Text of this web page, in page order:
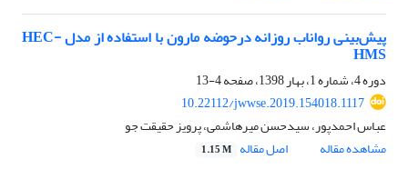
پیش‌بینی رواناب روزانه درحوضه مارون با استفاده از مدل HEC-
HMS
دوره 4، شماره 1، بهار 1398، صفحه
4-13
10.22112/jwwse.2019.154018.1117
عباس احمدپور، سیدحسن میرهاشمی، پرویز حقیقت جو
مشاهده مقاله
اصل مقاله 1.15 M